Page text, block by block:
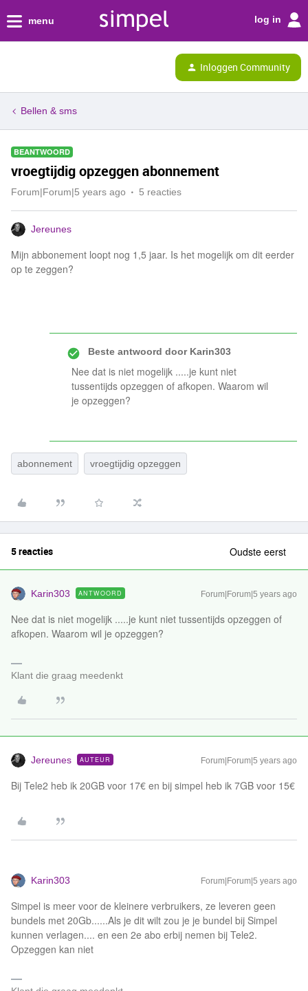
menu log in
Inloggen Community
Bellen & sms
BEANTWOORD
vroegtijdig opzeggen abonnement
Forum|Forum|5 years ago 5 reacties
Jereunes
Mijn abbonement loopt nog 1,5 jaar. Is het mogelijk om dit eerder
op te zeggen?
Beste antwoord doorKarin303
Nee dat is niet mogelijk .....je kunt niet
tussentijds opzeggen of afkopen. Waarom wil
je opzeggen?
abonnement vroegtijdig opzeggen
5 reacties Oudste eerst
Karin303 ANTWOORD Forum|Forum|5 years ago
Nee dat is niet mogelijk .....je kunt niet tussentijds opzeggen of
afkopen. Waarom wil je opzeggen?
Klant die graag meedenkt
Jereunes AUTEUR Forum|Forum|5 years ago
Bij Tele2 heb ik 20GB voor 17€ en bij simpel heb ik 7GB voor 15€
Karin303 Forum|Forum|5 years ago
Simpel is meer voor de kleinere verbruikers, ze leveren geen
bundels met 20Gb......Als je dit wilt zou je je bundel bij Simpel
kunnen verlagen.... en een 2e abo erbij nemen bij Tele2.
Opzeggen kan niet